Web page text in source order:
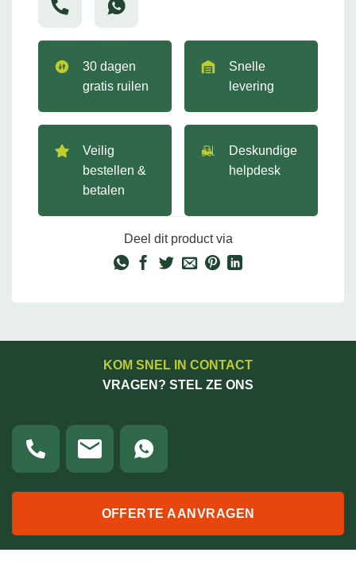
30 dagen
gratis ruilen
Snelle
levering
Veilig
bestellen &
betalen
Deskundige
helpdesk
Deel dit product via
KOM SNEL IN CONTACT
VRAGEN? STEL ZE ONS
OFFERTE AANVRAGEN